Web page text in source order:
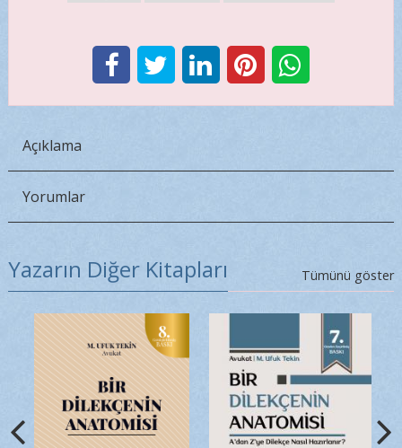
Açıklama
Yorumlar
Yazarın Diğer Kitapları Tümünü göster